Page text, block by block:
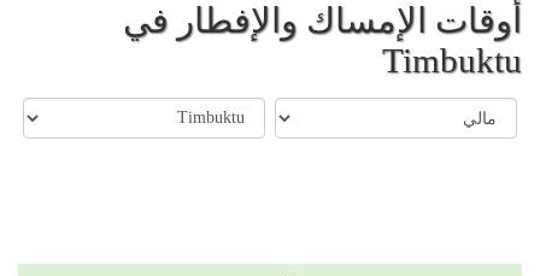
أوقات الإمساك والإفطار في
Timbuktu